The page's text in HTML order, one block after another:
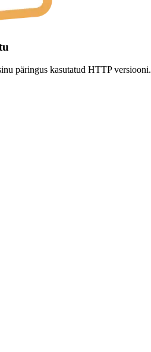
päringus kasutatud HTTP versiooni.